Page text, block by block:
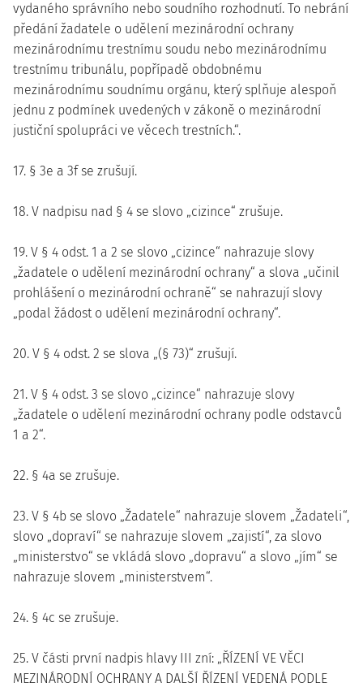
vydaného správního nebo soudního rozhodnutí. To nebrání
předání žadatele o udělení mezinárodní ochrany
mezinárodnímu trestnímu soudu nebo mezinárodnímu
trestnímu tribunálu, popřípadě obdobnému
mezinárodnímu soudnímu orgánu, který splňuje alespoň
jednu z podmínek uvedených v zákoně o mezinárodní
justiční spolupráci ve věcech trestních.“.
17. § 3e a 3f se zrušují.
18. V nadpisu nad § 4 se slovo „cizince“ zrušuje.
19. V § 4 odst. 1 a 2 se slovo „cizince“ nahrazuje slovy
„žadatele o udělení mezinárodní ochrany“ a slova „učinil
prohlášení o mezinárodní ochraně“ se nahrazují slovy
„podal žádost o udělení mezinárodní ochrany“.
20. V § 4 odst. 2 se slova „(§ 73)“ zrušují.
21. V § 4 odst. 3 se slovo „cizince“ nahrazuje slovy
„žadatele o udělení mezinárodní ochrany podle odstavců
1 a 2“.
22. § 4a se zrušuje.
23. V § 4b se slovo „Žadatele“ nahrazuje slovem „Žadateli“,
slovo „dopraví“ se nahrazuje slovem „zajistí“, za slovo
„ministerstvo“ se vkládá slovo „dopravu“ a slovo „jím“ se
nahrazuje slovem „ministerstvem“.
24. § 4c se zrušuje.
25. V části první nadpis hlavy III zní: „ŘÍZENÍ VE VĚCI
MEZINÁRODNÍ OCHRANY A DALŠÍ ŘÍZENÍ VEDENÁ PODLE